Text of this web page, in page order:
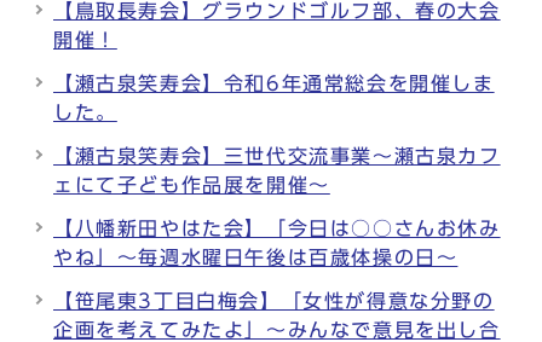
【鳥取長寿会】グラウンドゴルフ部、春の大会
開催！
【瀬古泉笑寿会】令和6年通常総会を開催しま
した。
【瀬古泉笑寿会】三世代交流事業～瀬古泉カフ
ェにて子ども作品展を開催～
【八幡新田やはた会】「今日は○○さんお休み
やね」～毎週水曜日午後は百歳体操の日～
【笹尾東3丁目白梅会】「女性が得意な分野の
企画を考えてみたよ」～みんなで意見を出し合